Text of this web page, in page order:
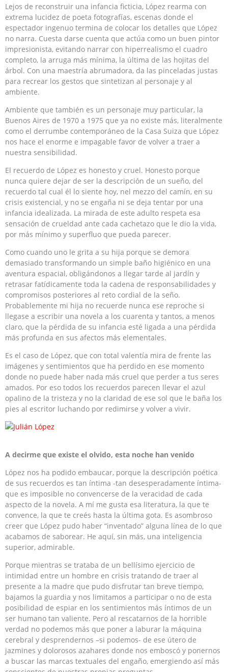
Lejos de reconstruir una infancia ficticia, López rearma con
extrema lucidez de poeta fotografías, escenas donde el
espectador ingenuo termina de colocar los detalles que López
no narra. Cuesta darse cuenta que actúa como un buen pintor
impresionista, evitando narrar con hiperrealismo el cuadro
completo, la arruga más mínima, la última de las hojitas del
árbol. Con una maestría abrumadora, da las pinceladas justas
para recrear los gestos que sintetizan al personaje y al
ambiente.
Ambiente que también es un personaje muy particular, la
Buenos Aires de 1970 a 1975 que ya no existe más, literalmente
como el derrumbe contemporáneo de la Casa Suiza que López
nos hace el enorme e impagable favor de volver a traer a
nuestra sensibilidad.
El recuerdo de López es honesto y cruel. Honesto porque
nunca quiere dejar de ser la descripción de un sueño, del
recuerdo tal cual él lo siente hoy, nel mezzo del camín, en su
crisis existencial, y no se engaña ni se deja tentar por una
infancia idealizada. La mirada de este adulto respeta esa
sensación de crueldad ante cada cachetazo que le dio la vida,
por más mínimo y superfluo que pueda parecer.
Como cuando uno le grita a su hija porque se demora
demasiado transformando un simple baño higiénico en una
aventura espacial, obligándonos a llegar tarde al jardín y
retrasar fatídicamente toda la cadena de responsabilidades y
compromisos posteriores al reto cordial de la seño.
Probablemente mi hija no recuerde nunca ese reproche si
llegase a escribir una novela a los cuarenta y tantos, a menos
claro, que la pérdida de su infancia esté ligada a una pérdida
más profunda en sus afectos más elementales.
Es el caso de López, que con total valentía mira de frente las
imágenes y sentimientos que ha perdido en ese momento
donde no puede haber nada más cruel que perder a tus seres
amados. Por eso todos los recuerdos parecen llevar el azul
opalino de la tristeza y no la claridad de ese sol que le baña los
pies al escritor luchando por redimirse y volver a vivir.
A decirme que existe el olvido, esta noche han venido
López nos ha podido embaucar, porque la descripción poética
de sus recuerdos es tan íntima -tan desesperadamente íntima-
que es imposible no convencerse de la veracidad de cada
aspecto de la novela. A mí me gusta esa literatura, la que te
convence, la que te creés hasta la última gota. Es asombroso
creer que López pudo haber “inventado” alguna línea de lo que
acabamos de saborear. He aquí, sin más, una inteligencia
superior, admirable.
Porque mientras se trataba de un bellísimo ejercicio de
intimidad entre un hombre en crisis tratando de traer al
presente a la madre que pudo disfrutar tan breve tiempo,
bajamos la guardia y nos limitamos a participar o no de esta
posibilidad de espiar en los sentimientos más íntimos de un
ser humano tan valiente. Pero al rescatarnos de la horrible
verdad no podemos más que poner a laburar la máquina
cerebral y desprendernos –si podemos- de ese útero de
jazmines y dolorosos azahares donde nos emboscó y ponernos
a buscar las marcas textuales del engaño, emergiendo así más